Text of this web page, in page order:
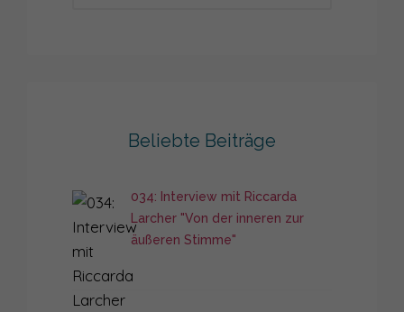
Beliebte Beiträge
034: Interview mit Riccarda
Larcher "Von der inneren zur
äußeren Stimme"